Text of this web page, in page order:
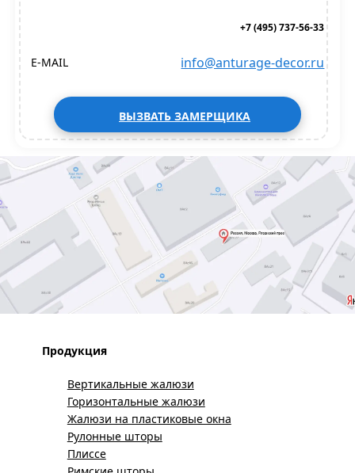
+7 (495) 737-56-33
E-MAIL info@anturage-decor.ru
ВЫЗВАТЬ ЗАМЕРЩИКА
Продукция
Вертикальные жалюзи
Горизонтальные жалюзи
Жалюзи на пластиковые окна
Рулонные шторы
Плиссе